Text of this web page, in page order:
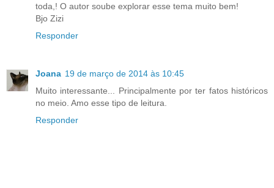
toda,! O autor soube explorar esse tema muito bem!
Bjo Zizi
Responder
Joana 19 de março de 2014 às 10:45
Muito interessante... Principalmente por ter fatos históricos
no meio. Amo esse tipo de leitura.
Responder